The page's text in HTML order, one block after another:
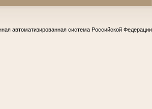
автоматизированная система Российской